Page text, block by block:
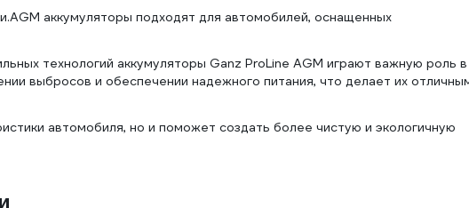
аккумуляторы подходят для автомобилей, оснащенных
технологий аккумуляторы Ganz ProLine AGM играют важную роль в
выбросов и обеспечении надежного питания, что делает их
автомобиля, но и поможет создать более чистую и экологичную